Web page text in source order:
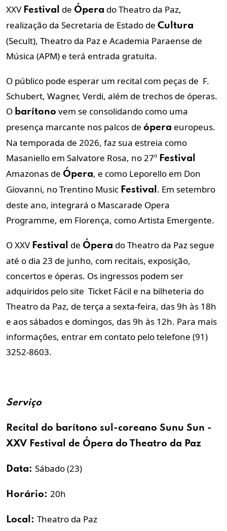
XXV Festival de Ópera do Theatro da Paz,
realização da Secretaria de Estado de Cultura
(Secult), Theatro da Paz e Academia Paraense de
Música (APM) e terá entrada gratuita.
O público pode esperar um recital com peças de F.
Schubert, Wagner, Verdi, além de trechos de óperas.
O barítono vem se consolidando como uma
presença marcante nos palcos de ópera europeus.
Na temporada de 2026, faz sua estreia como
Masaniello em Salvatore Rosa, no 27º Festival
Amazonas de Ópera, e como Leporello em Don
Giovanni, no Trentino Music Festival . Em setembro
deste ano, integrará o Mascarade Opera
Programme, em Florença, como Artista Emergente.
O XXV Festival de Ópera do Theatro da Paz segue
até o dia 23 de junho, com recitais, exposição,
concertos e óperas. Os ingressos podem ser
adquiridos pelo site Ticket Fácil e na bilheteria do
Theatro da Paz, de terça a sexta-feira, das 9h às 18h
e aos sábados e domingos, das 9h às 12h. Para mais
informações, entrar em contato pelo telefone (91)
3252-8603.
Serviço
Recital do barítono sul-coreano Sunu Sun -
XXV Festival de Ópera do Theatro da Paz
Data: Sábado (23)
Horário: 20h
Local: Theatro da Paz